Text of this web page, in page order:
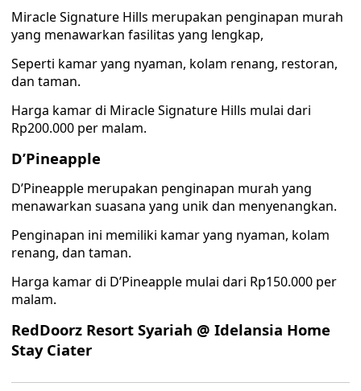
Miracle Signature Hills merupakan penginapan murah
yang menawarkan fasilitas yang lengkap,
Seperti kamar yang nyaman, kolam renang, restoran,
dan taman.
Harga kamar di Miracle Signature Hills mulai dari
Rp200.000 per malam.
D’Pineapple
D’Pineapple merupakan penginapan murah yang
menawarkan suasana yang unik dan menyenangkan.
Penginapan ini memiliki kamar yang nyaman, kolam
renang, dan taman.
Harga kamar di D’Pineapple mulai dari Rp150.000 per
malam.
RedDoorz Resort Syariah @ Idelansia Home
Stay Ciater